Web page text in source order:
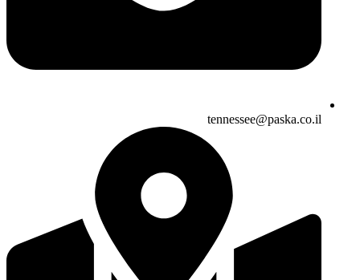
tennessee@paska.co.il